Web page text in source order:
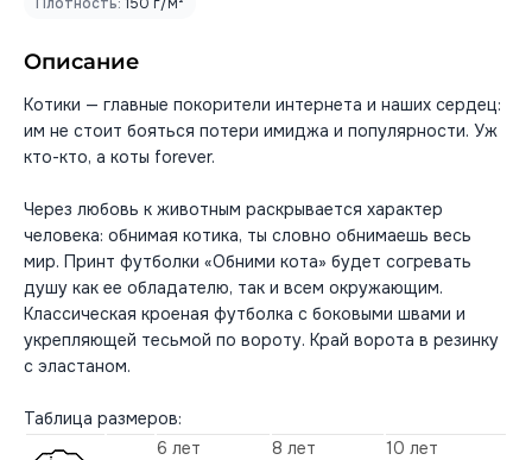
Описание
Котики — главные покорители интернета и наших сердец:
им не стоит бояться потери имиджа и популярности. Уж
кто-кто, а коты forever.
Через любовь к животным раскрывается характер
человека: обнимая котика, ты словно обнимаешь весь
мир. Принт футболки «Обними кота» будет согревать
душу как ее обладателю, так и всем окружающим.
Классическая кроеная футболка с боковыми швами и
укрепляющей тесьмой по вороту. Край ворота в резинку
с эластаном.
Таблица размеров:
6 лет
8 лет
10 лет